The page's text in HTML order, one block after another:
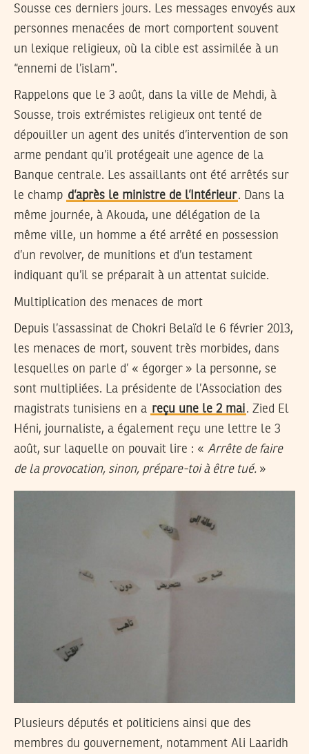
Sousse ces derniers jours. Les messages envoyés aux
personnes menacées de mort comportent souvent
un lexique religieux, où la cible est assimilée à un
“ennemi de l’islam”.
Rappelons que le 3 août, dans la ville de Mehdi, à
Sousse, trois extrémistes religieux ont tenté de
dépouiller un agent des unités d’intervention de son
arme pendant qu’il protégeait une agence de la
Banque centrale. Les assaillants ont été arrêtés sur
le champ d’après le ministre de l’Intérieur. Dans la
même journée, à Akouda, une délégation de la
même ville, un homme a été arrêté en possession
d’un revolver, de munitions et d’un testament
indiquant qu’il se préparait à un attentat suicide.
Multiplication des menaces de mort
Depuis l’assassinat de Chokri Belaïd le 6 février 2013,
les menaces de mort, souvent très morbides, dans
lesquelles on parle d’ « égorger » la personne, se
sont multipliées. La présidente de l’Association des
magistrats tunisiens en a reçu une le 2 mai. Zied El
Héni, journaliste, a également reçu une lettre le 3
août, sur laquelle on pouvait lire : « Arrête de faire
de la provocation, sinon, prépare-toi à être tué. »
Plusieurs députés et politiciens ainsi que des
membres du gouvernement, notamment Ali Laaridh